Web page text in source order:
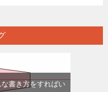
書き方をすればい